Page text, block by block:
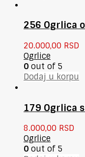
256 Ogrlica
20.000,00 RSD
Ogrlice
0 out of 5
Dodaj u korpu
179 Ogrlica
8.000,00 RSD
Ogrlice
0 out of 5